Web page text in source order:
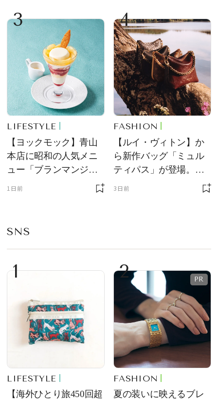
3
LIFESTYLE
【ヨックモック】青山
本店に昭和の人気メニ
ュー「ブランマンジ
ェ」「ダックワーズ」
1日前
4
FASHION
【ルイ・ヴィトン】か
ら新作バッグ「ミュル
ティパス」が登場。ミ
ニサイズもラインナッ
3日前
SNS
1
LIFESTYLE
【海外ひとり旅450回超
2
FASHION
夏の装いに映えるブレ